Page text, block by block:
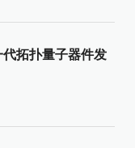
拓扑量子器件发